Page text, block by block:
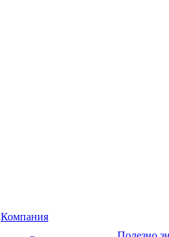
Компания